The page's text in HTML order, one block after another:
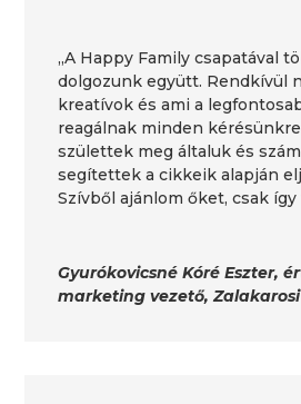
„A Happy Family csapatával
dolgozunk együtt. Rendkívül
kreatívok és ami a
reagálnak minden
születtek meg általuk és
segítettek a cikkeik alapján
Szívből ajánlom őket, csak így
Gyurókovicsné Kóré Eszter,
marketing vezető,